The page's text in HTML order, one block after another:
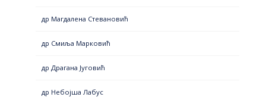
др Магдалена Стевановић
др Смиља Марковић
др Драгана Југовић
др Небојша Лабус